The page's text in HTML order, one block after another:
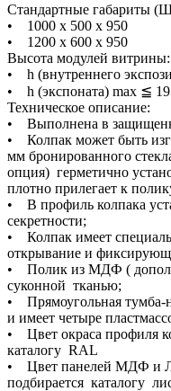
Стандартные габариты
• 1000 х 500 х 950
• 1200 х 600 х 950
Высота модулей витрины:
• h (внутреннего
• h (экспоната) max ≦
Техническое описание:
• Выполнена в
• Колпак может быть
мм бронированного
опция) герметично
плотно прилегает к
• В профиль колпака
секретности;
• Колпак имеет
открывание и
• Полик из МДФ (
суконной тканью;
• Прямоугольная
и имеет четыре
• Цвет окраса профиля
каталогу RAL
• Цвет панелей МДФ и
подбирается каталогу